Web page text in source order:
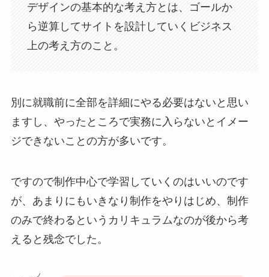
デザインの基本的な考え方とは、ゴールか
ら逆算してサイトを設計していくビジネス
上の考え方のこと。
別に就職前に全部を詳細にやる必要はないと思い
ますし、やったところで実務に入らないとイメー
ジできないことの方が多いです。
ですので制作中心で学習していくのはいいのです
が、あまりにもいきなり制作をやりはじめ、制作
のみで終わるというカリキュラムなのが後から考
えると残念でした。